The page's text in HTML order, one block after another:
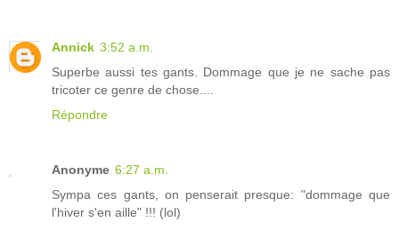
Annick 3:52 a.m.
Superbe aussi tes gants. Dommage que je ne sache pas
tricoter ce genre de chose....
Répondre
Anonyme 6:27 a.m.
Sympa ces gants, on penserait presque: "dommage que
l'hiver s'en aille" !!! (lol)